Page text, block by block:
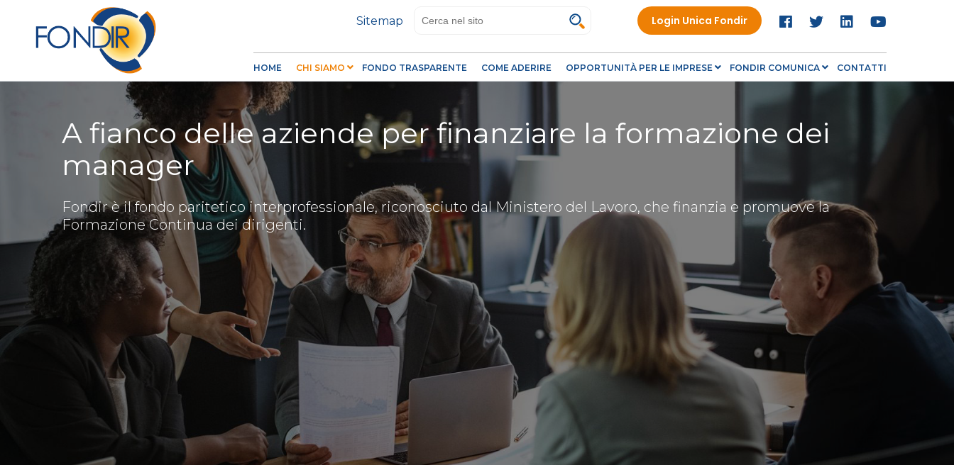
al
principale
Login Unica Fondir
Sitemap
HOME CHI SIAMO FONDO TRASPARENTE COME ADERIRE OPPORTUNITÀ PER LE IMPRESE FONDIR COMUNICA CONTATTI
A fianco delle aziende per finanziare la formazione dei
manager
Fondir è il fondo paritetico interprofessionale, riconosciuto dal Ministero del Lavoro, che finanzia e promuove la
Formazione Continua dei dirigenti.